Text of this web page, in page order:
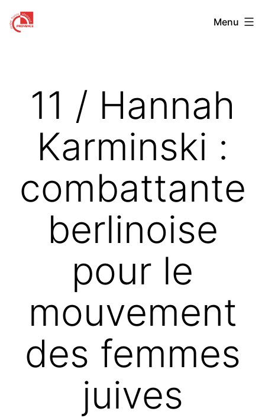
Aller
auCentre
Menu
11 / Hannah
Karminski :
combattante
berlinoise
pour le
mouvement
des femmes
juives